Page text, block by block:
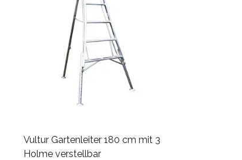
Vultur Gartenleiter 180 cm mit 3
Holme verstellbar